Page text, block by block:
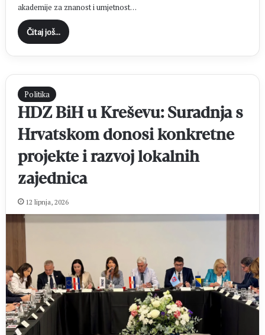
akademije za znanost i umjetnost…
Čitaj još...
Politika
HDZ BiH u Kreševu: Suradnja s
Hrvatskom donosi konkretne
projekte i razvoj lokalnih
zajednica
12 lipnja, 2026